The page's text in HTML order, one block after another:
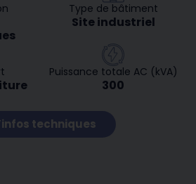
Type de bâtiment
Site industriel
Puissance totale AC (kVA)
300
techniques